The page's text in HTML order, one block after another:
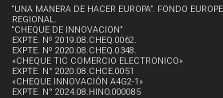
“UNA MANERA DE HACER EUROPA”. FONDO
REGIONAL.
“CHEQUE DE INNOVACION”
EXPTE. Nº 2019.08.CHEQ.0062.
EXPTE. Nº 2020.08.CHEQ.0348.
«CHEQUE TIC COMERCIO ELECTRONICO»
EXPTE. N° 2020.08.CHCE.0051
«CHEQUE INNOVACIÓN A4G2-1»
EXPTE. N° 2024.08.HINO.000085